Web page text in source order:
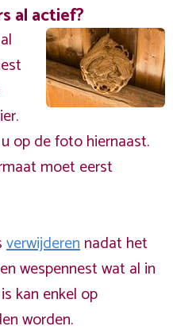
al actief?
op de foto hiernaast.
moet eerst
verwijderennadat het
wespennest wat al in
kan enkel op
worden.